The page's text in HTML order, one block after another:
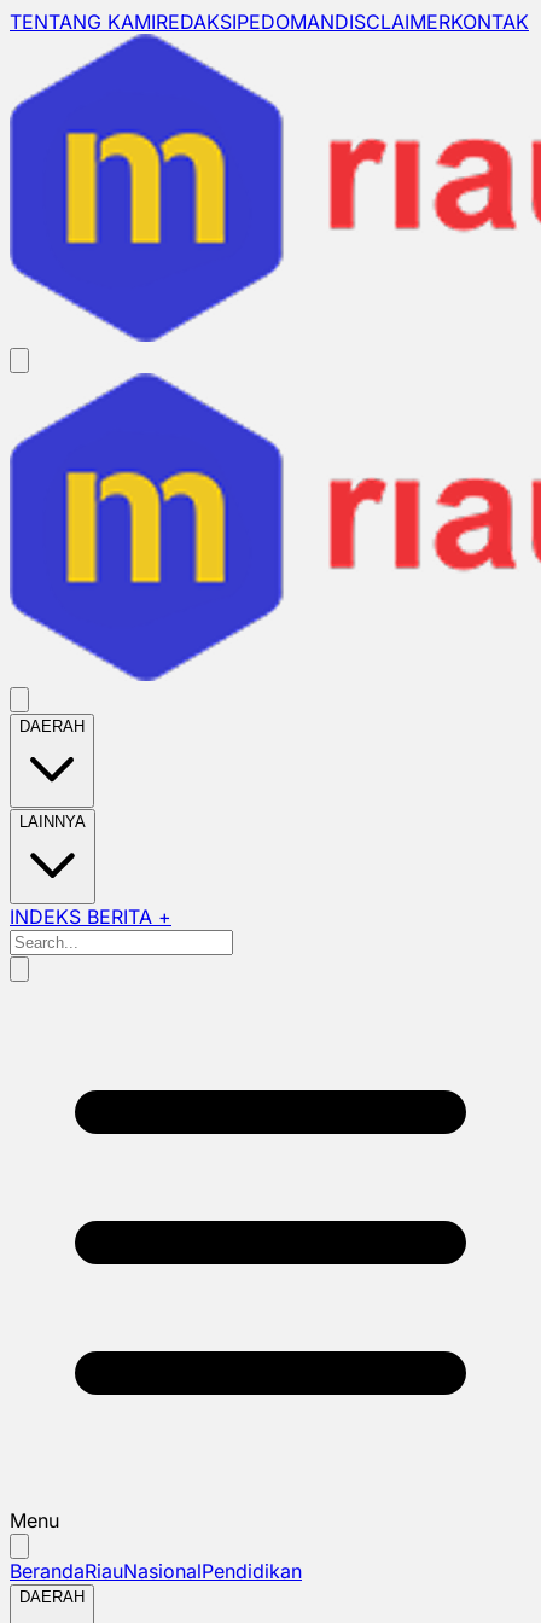
TENTANG KAMIREDAKSIPEDOMANDISCLAIMERKONTAK
DAERAH
LAINNYA
INDEKS BERITA +
Menu
BerandaRiauNasionalPendidikan
DAERAH